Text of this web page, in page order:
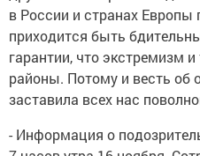
в России и странах Европы
приходится быть
гарантии, что экстремизм
районы. Потому и весть об
заставила всех нас
- Информация о